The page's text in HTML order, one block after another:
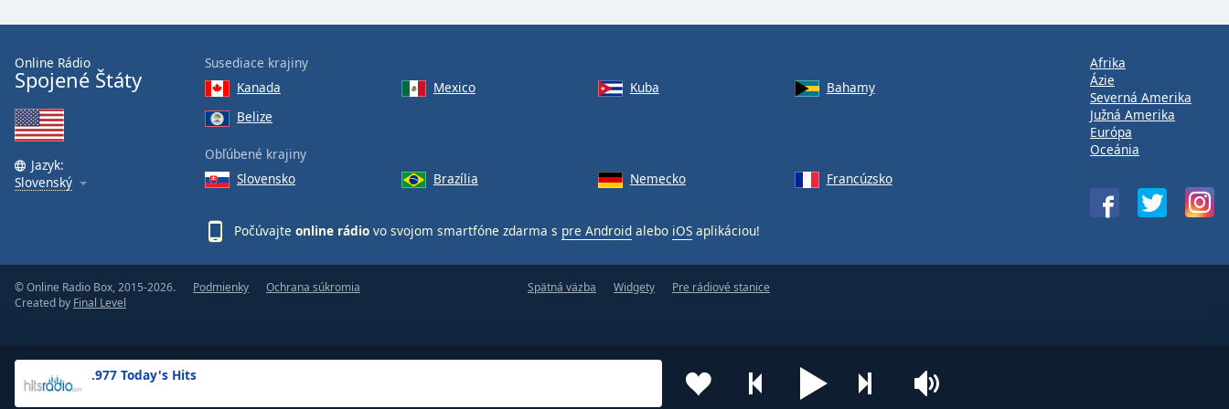
Text
Opacity
Background
.977 Today's Hits
Online Rádio
Spojené Štáty
Jazyk:
Slovenský
Susediace krajiny
Kanada
Mexico Kuba
Bahamy
Belize
Obľúbené krajiny
Slovensko
Brazília Nemecko Francúzsko
Počúvajte online rádio vo svojom smartfóne zdarma s pre Android alebo iOS aplikáciou!
Afrika
Ázie
Severná Amerika
Južná Amerika
Európa
Oceánia
© Online Radio Box, 2015-2026.
Created by Final Level
Podmienky Ochrana súkromia Spätná väzba Widgety Pre rádiové stanice